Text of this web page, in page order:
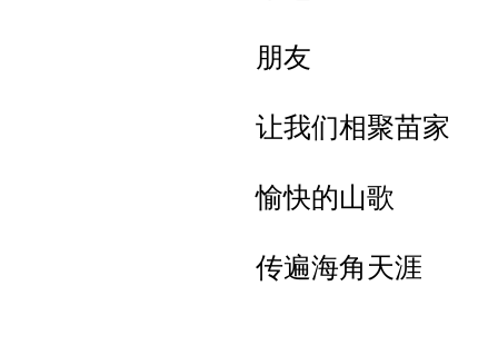
朋友
让我们相聚苗家
愉快的山歌
传遍海角天涯